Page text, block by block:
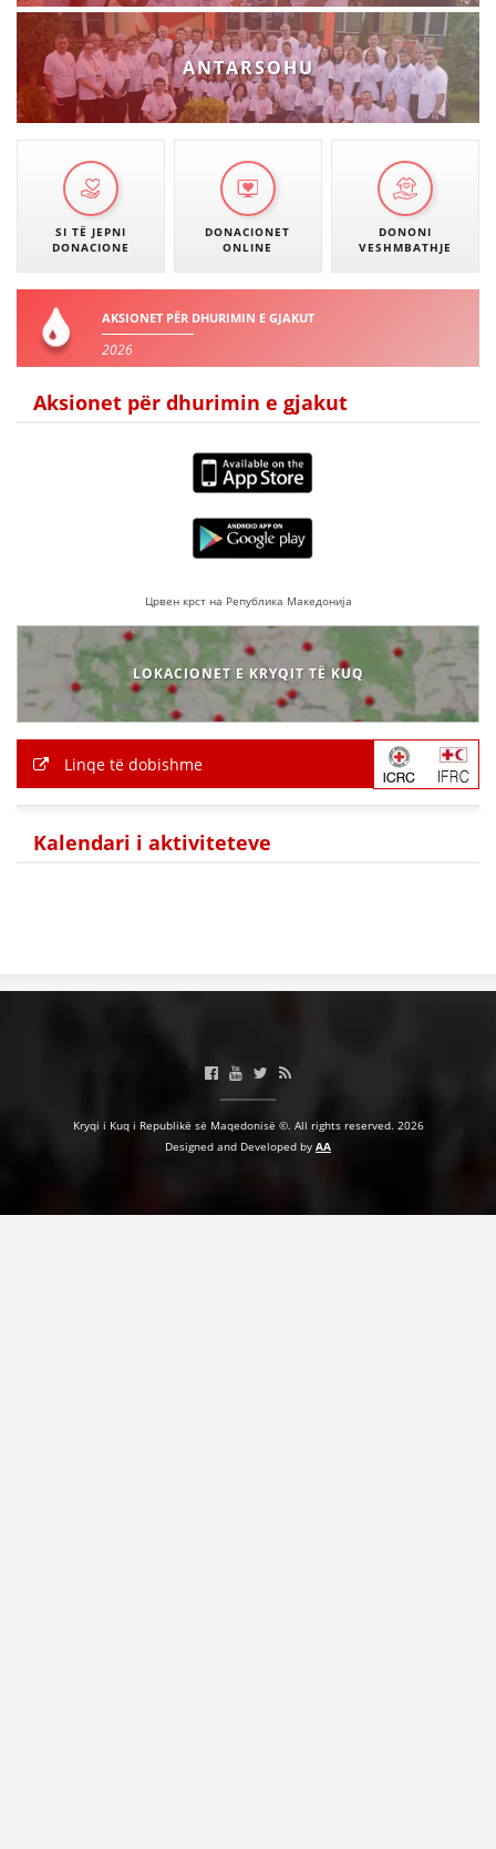
PËRDORIMIN DHE MBROJTJEN E STEMËS
SOCIALO-HUMANITARE
SI TË JEPNI DONACIONE
EKIPE PËRGJIGJE DISASTER
MARRËVESHJE
SHËRBIMI PËR KËRKIM
VEPRIMTARI SHËNDETËSORE PREVENTIVE
NDIHMA E PARË
DHURIMI I GJAKUT
MENAXHIM ME VULLNETARË
MATERIAL EDUKATIVO INFORMATIV
BROCHURES
ANTARSOHU
SI TË JEPNI
DONACIONE
DONACIONET
ONLINE
DONONI
VESHMBATHJE
AKSIONET PËR DHURIMIN E GJAKUT
2026
Aksionet për dhurimin e gjakut
Црвен крст на Република Македонија
LOKACIONET E KRYQIT TË KUQ
Linqe të dobishme
Kalendari i aktiviteteve
Kryqi i Kuq i Republikë së Maqedonisë ©. All rights reserved. 2026
Designed and Developed by AA